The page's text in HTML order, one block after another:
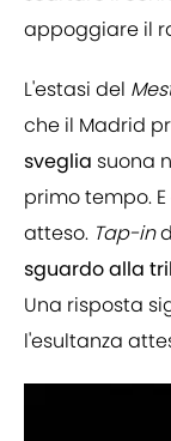
appoggiare il
L'estasi del
che il Madrid
sveglia suona
primo tempo.
atteso. Tap-in
sguardo alla
Una risposta
l'esultanza